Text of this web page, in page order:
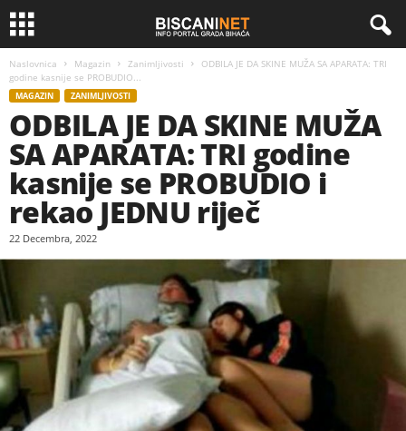
Naslovnica Magazin Zanimljivosti
ODBILA JE DA SKINE MUŽA SA APARATA: TRI
godine kasnije se PROBUDIO...
MAGAZIN ZANIMLJIVOSTI
ODBILA JE DA SKINE MUŽA
SA APARATA: TRI godine
kasnije se PROBUDIO i
rekao JEDNU riječ
22 Decembra, 2022